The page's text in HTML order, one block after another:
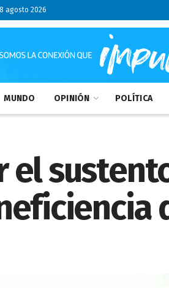
agosto 2026
MUNDO OPINIÓN POLÍTICA
el